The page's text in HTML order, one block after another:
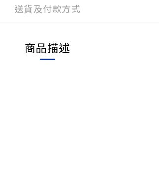
送貨及付款方式
商品描述